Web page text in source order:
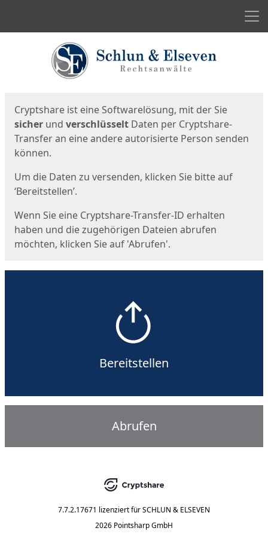
Cryptshare ist eine Softwarelösung, mit der Sie
sicher und verschlüsselt Daten per Cryptshare-
Transfer an eine andere autorisierte Person senden
können.
Um die Daten zu versenden, klicken Sie bitte auf
‘Bereitstellen’.
Wenn Sie eine Cryptshare-Transfer-ID erhalten
haben und die zugehörigen Dateien abrufen
möchten, klicken Sie auf 'Abrufen'.
Bereitstellen
Abrufen
7.7.2.17671 lizenziert fürSCHLUN & ELSEVEN
2026 Pointsharp GmbH